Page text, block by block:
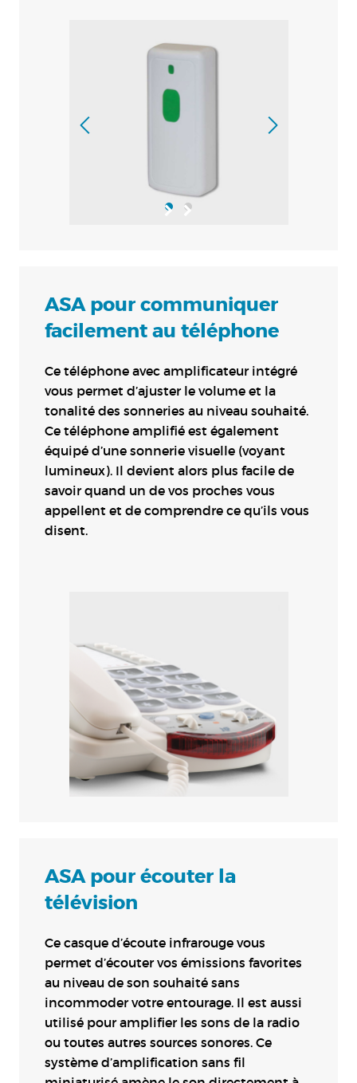
ASA pour communiquer
facilement au téléphone
Ce téléphone avec amplificateur intégré
vous permet d’ajuster le volume et la
tonalité des sonneries au niveau souhaité.
Ce téléphone amplifié est également
équipé d’une sonnerie visuelle (voyant
lumineux). Il devient alors plus facile de
savoir quand un de vos proches vous
appellent et de comprendre ce qu’ils vous
disent.
ASA pour écouter la
télévision
Ce casque d’écoute infrarouge vous
permet d’écouter vos émissions favorites
au niveau de son souhaité sans
incommoder votre entourage. Il est aussi
utilisé pour amplifier les sons de la radio
ou toutes autres sources sonores. Ce
système d’amplification sans fil